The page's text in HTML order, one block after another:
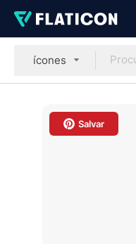
ícones
Salvar